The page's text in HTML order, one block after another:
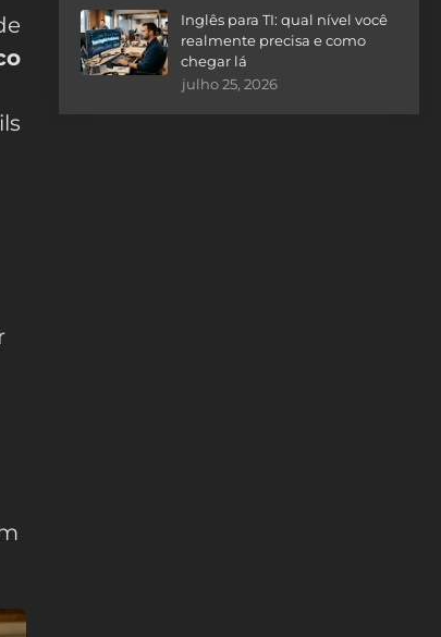
Inglês para TI: qual nível você
realmente precisa e como
chegar lá
julho 25, 2026